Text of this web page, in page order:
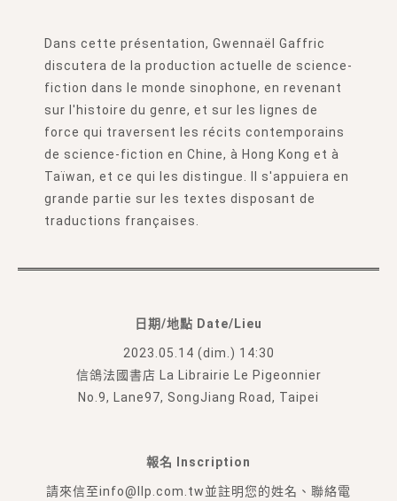
Dans cette présentation, Gwennaël Gaffric
discutera de la production actuelle de science-
fiction dans le monde sinophone, en revenant
sur l'histoire du genre, et sur les lignes de
force qui traversent les récits contemporains
de science-fiction en Chine, à Hong Kong et à
Taïwan, et ce qui les distingue. Il s'appuiera en
grande partie sur les textes disposant de
traductions françaises.
日期/地點 Date/Lieu
2023.05.14 (dim.) 14:30
信鴿法國書店 La Librairie Le Pigeonnier
No.9, Lane97, SongJiang Road, Taipei
報名 Inscription
請來信至info@llp.com.tw並註明您的姓名、聯絡電